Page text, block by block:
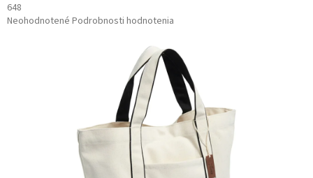
648
Priemerné
Neohodnotené Podrobnosti hodnotenia